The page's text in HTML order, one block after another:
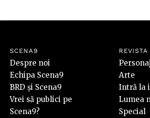
SCENA9
Despre noi
Echipa Scena9
BRD și Scena9
Vrei să publici pe
Scena9?
REVISTA
Arte
Intră la
Lumea
Special